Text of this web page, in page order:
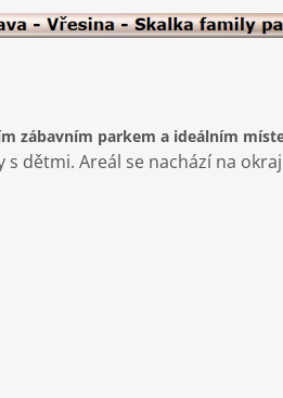
zábavním parkem a ideálním
dětmi. Areál se nachází na